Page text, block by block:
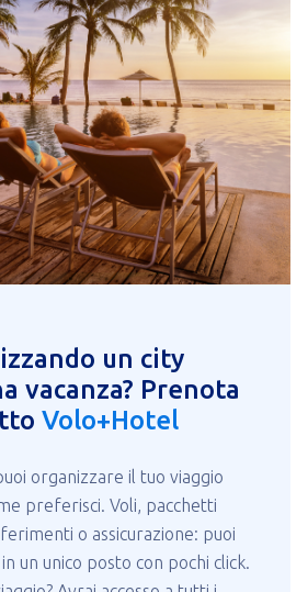
un city
vacanza? Prenota
Volo+Hotel
organizzare il tuo viaggio
preferisci. Voli, pacchetti
o assicurazione: puoi
un unico posto con pochi click.